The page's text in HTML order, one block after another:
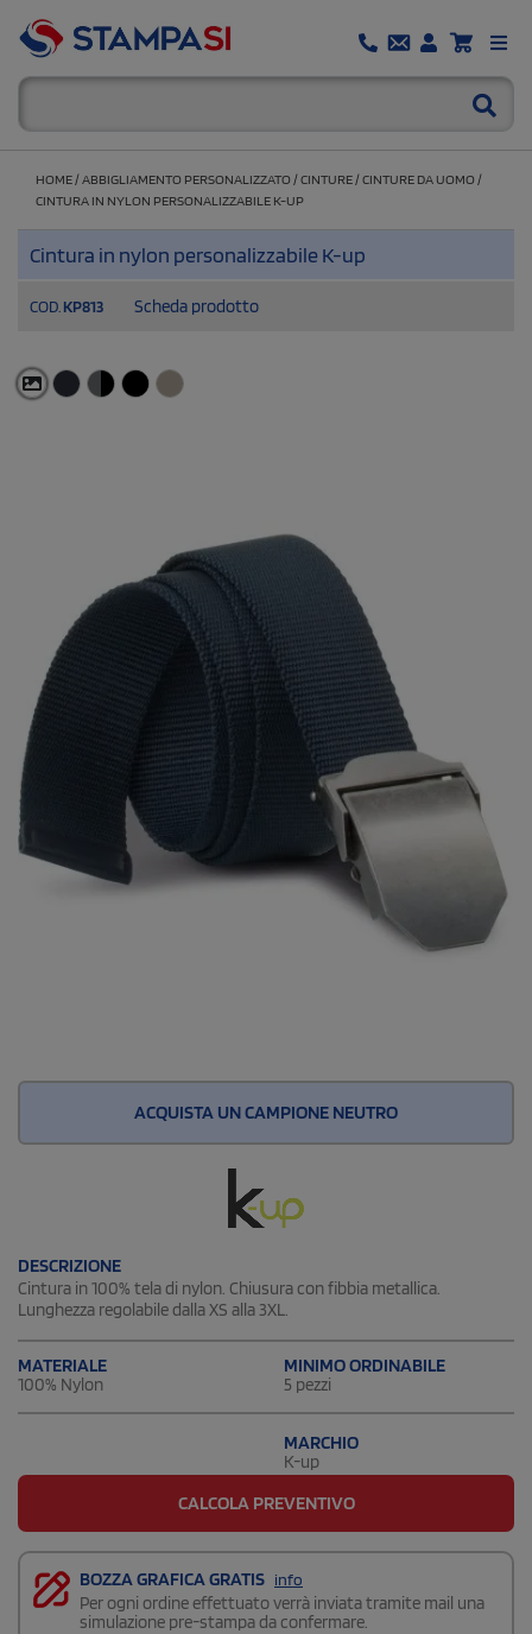
HOME /ABBIGLIAMENTO PERSONALIZZATO /CINTURE /CINTURE DA UOMO /
CINTURA IN NYLON PERSONALIZZABILE K-UP
Cintura in nylon personalizzabile K-up
COD. KP813 Scheda prodotto
ACQUISTA UN CAMPIONE NEUTRO
DESCRIZIONE
Cintura in 100% tela di nylon. Chiusura con fibbia metallica.
Lunghezza regolabile dalla XS alla 3XL.
MATERIALE
100% Nylon
MINIMO ORDINABILE
5 pezzi
MARCHIO
K-up
CALCOLA PREVENTIVO
BOZZA GRAFICA GRATIS info
Per ogni ordine effettuato verrà inviata tramite mail una
simulazione pre-stampa da confermare.